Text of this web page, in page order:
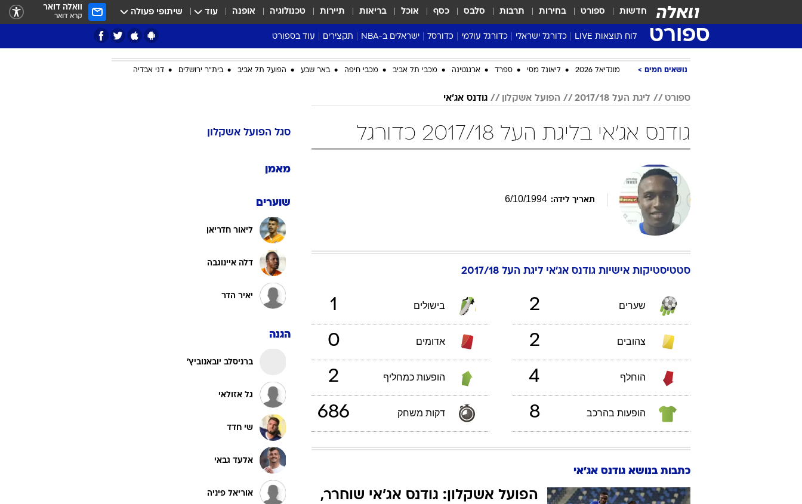
חדשות ספורט בחירות תרבות סלבס כסף אוכל בריאות תיירות טכנולוגיה אופנה עוד שיתופי פעולה וואלה דואר
קרא דואר
ספורט לוח תוצאות LIVE כדורגל ישראלי
ליגת העל Winner
גביע המדינה
שגרירים
נבחרות ישראל
כדורגל עולמי
ליגה אנגלית
ליגה איטלקית
ליגה צרפתית
ליגת האלופות
כדורסל
ליגת העל
יורוליג וכדורסל אירופי
נבחרות ישראל בכדורסל
כדורסל נשים
ישראלים ב-NBA
דני אבדיה
תקצירים עוד בספורט
מונדיאל 2026
NBA
דאבל דריבל מסכמים מחזור
אבא של שבת
מעל הטבעת
טראש טוק
ספורט אמריקאי
פוקר
ענפים נוספים
לוח שידורים
החידה של ספורט1
ארכיון מדורים
משרד החוץ
ספורט בחקירה
נושאים חמים מונדיאל 2026 ליאונל מסי ספרד ארגנטינה מכבי תל אביב מכבי חיפה באר שבע הפועל תל אביב בית"ר ירושלים דני אבדיה
ספורט ליגת העל 2017/18 הפועל אשקלון גודנס אג'אי
גודנס אג'אי בליגת העל 2017/18 כדורגל
תאריך לידה: 6/10/1994
סטטיסטיקות אישיות גודנס אג'אי ליגת העל 2017/18
שערים 2 בישולים 1
צהובים 2 אדומים 0
הוחלף 4 הופעות כמחליף 2
הופעות בהרכב 8 דקות משחק 686
כתבות בנושא גודנס אג'אי
הפועל אשקלון: גודנס אג'אי שוחרר,
סגל הפועל אשקלון
מאמן
שוערים
ליאור חדריאן
דלה איינוגבה
יאיר הדר
הגנה
ברניסלב יובאנוביץ'
גל אזולאי
שי חדד
אלעד גבאי
אוריאל פיניה